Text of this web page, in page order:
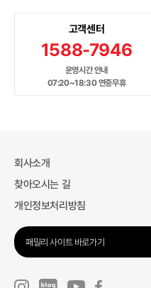
고객센터
1588-7946
운영시간 안내
07:20~18:30 연중무휴
회사소개
찾아오시는 길
개인정보처리방침
패밀리 사이트 바로가기